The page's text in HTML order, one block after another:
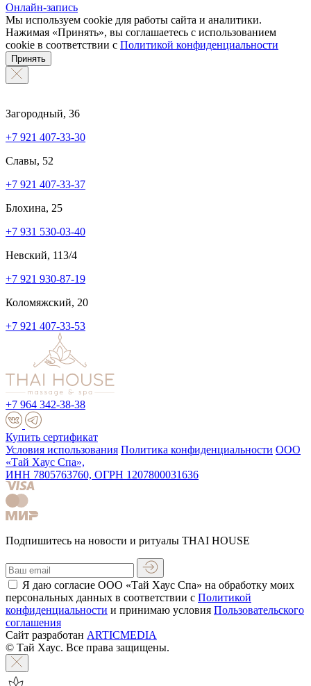
Онлайн-запись
Мы используем cookie для работы сайта и аналитики.
Нажимая «Принять», вы соглашаетесь с использованием
cookie в соответствии с Политикой конфиденциальности
Принять
Загородный, 36
+7 921 407-33-30
Славы, 52
+7 921 407-33-37
Блохина, 25
+7 931 530-03-40
Невский, 113/4
+7 921 930-87-19
Коломяжский, 20
+7 921 407-33-53
+7 964 342-38-38
Купить сертификат
Условия использования Политика конфиденциальности ООО
«Тай Хаус Спа»,
ИНН 7805763760, ОГРН 1207800031636
Подпишитесь на новости и ритуалы THAI HOUSE
Я даю согласие ООО «Тай Хаус Спа» на обработку моих
персональных данных в соответствии с Политикой
конфиденциальности и принимаю условия Пользовательского
соглашения
Сайт разработан ARTICMEDIA
© Тай Хаус. Все права защищены.